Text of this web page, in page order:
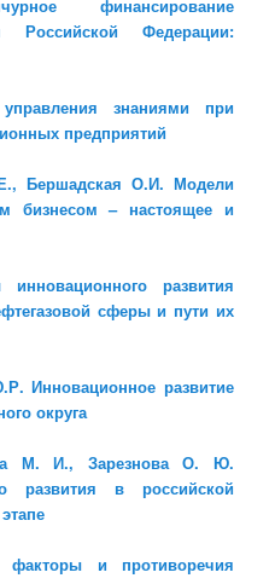
финансирование
Российской Федерации:
знаниями при
предприятий
Бершадская О.И. Модели
бизнесом – настоящее и
развития
сферы и пути их
Инновационное развитие
округа
М. И., Зарезнова О. Ю.
развития в российской
и противоречия